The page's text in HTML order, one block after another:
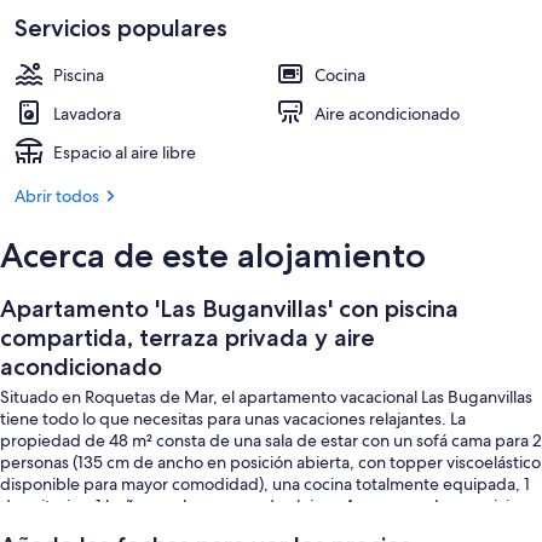
Servicios populares
Piscina
Cocina
Lavadora
Aire acondicionado
Espacio al aire libre
Abrir todos
Acerca de este alojamiento
Apartamento 'Las Buganvillas' con piscina
compartida, terraza privada y aire
acondicionado
Situado en Roquetas de Mar, el apartamento vacacional Las Buganvillas
tiene todo lo que necesitas para unas vacaciones relajantes. La
propiedad de 48 m² consta de una sala de estar con un sofá cama para 2
personas (135 cm de ancho en posición abierta, con topper viscoelástico
disponible para mayor comodidad), una cocina totalmente equipada, 1
dormitorio y 1 baño, por lo que puede alojar a 4 personas. Los servicios